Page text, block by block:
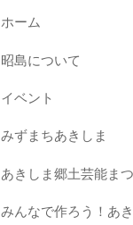
ホーム
昭島について
イベント
みずまちあきしま
あきしま郷土芸能ま
みんなで作ろう！あ